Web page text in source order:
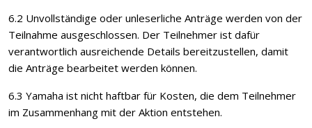
6.2 Unvollständige oder unleserliche Anträge werden von der
Teilnahme ausgeschlossen. Der Teilnehmer ist dafür
verantwortlich ausreichende Details bereitzustellen, damit
die Anträge bearbeitet werden können.
6.3 Yamaha ist nicht haftbar für Kosten, die dem Teilnehmer
im Zusammenhang mit der Aktion entstehen.